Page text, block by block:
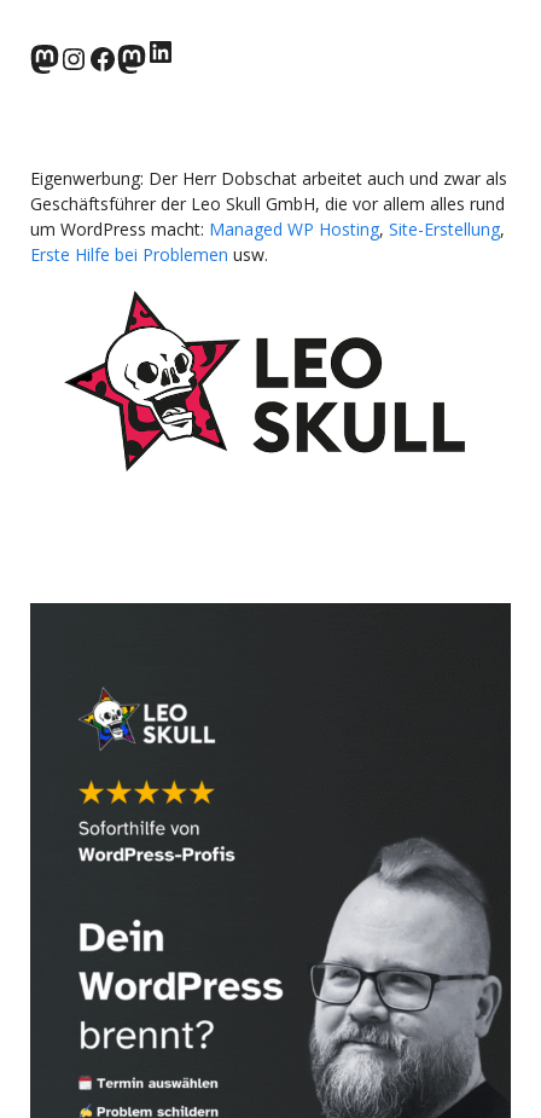
norden.social
Instagram
Facebook
wp-punks.social
LinkedIn
Eigenwerbung: Der Herr Dobschat arbeitet auch und zwar als
Geschäftsführer der Leo Skull GmbH, die vor allem alles rund
um WordPress macht: Managed WP Hosting, Site-Erstellung,
Erste Hilfe bei Problemen usw.